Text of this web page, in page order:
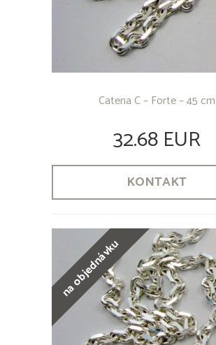
Catena C – Forte – 45 cm
32.68 EUR
KONTAKT
na objednávku